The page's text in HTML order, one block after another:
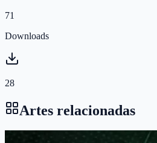
71
Downloads
28
Artes relacionadas